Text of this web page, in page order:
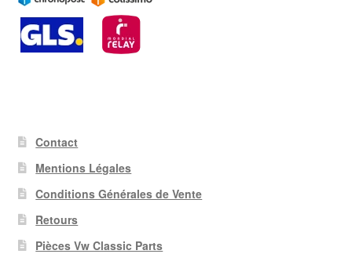
Contact
Mentions Légales
Conditions Générales de Vente
Retours
Pièces Vw Classic Parts